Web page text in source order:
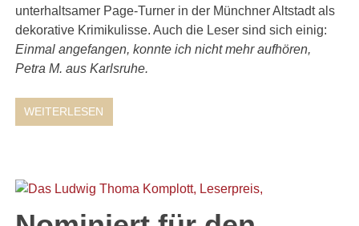
unterhaltsamer Page-Turner in der Münchner Altstadt als
dekorative Krimikulisse. Auch die Leser sind sich einig:
Einmal angefangen, konnte ich nicht mehr aufhören,
Petra M. aus Karlsruhe.
WEITERLESEN